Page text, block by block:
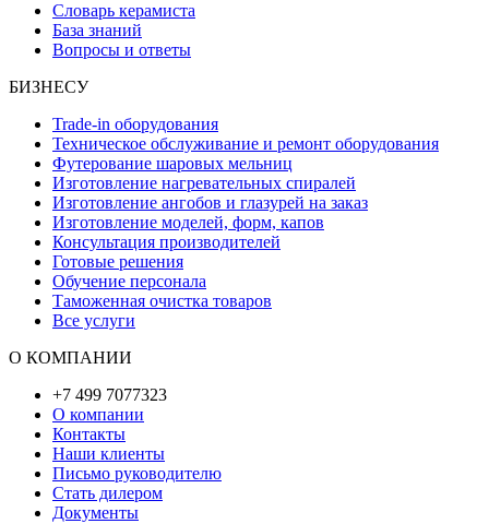
Словарь керамиста
База знаний
Вопросы и ответы
БИЗНЕСУ
Trade-in оборудования
Техническое обслуживание и ремонт оборудования
Футерование шаровых мельниц
Изготовление нагревательных спиралей
Изготовление ангобов и глазурей на заказ
Изготовление моделей, форм, капов
Консультация производителей
Готовые решения
Обучение персонала
Таможенная очистка товаров
Все услуги
О КОМПАНИИ
+7 499 7077323
О компании
Контакты
Наши клиенты
Письмо руководителю
Стать дилером
Документы